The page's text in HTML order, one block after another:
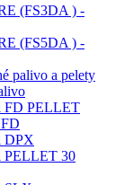
(FS3DA ) -
(FS5DA ) -
palivo a pelety
FD PELLET
DPX
PELLET 30